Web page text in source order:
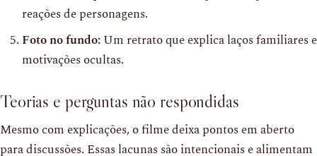
reações de personagens.
Foto no fundo:Um retrato que explica laços familiares e
motivações ocultas.
Teorias e perguntas não respondidas
Mesmo com explicações, o filme deixa pontos em aberto
para discussões. Essas lacunas são intencionais e alimentam